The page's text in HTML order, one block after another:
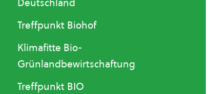
Deutschland
Treffpunkt Biohof
Klimafitte Bio-
Grünlandbewirtschaftung
Treffpunkt BIO